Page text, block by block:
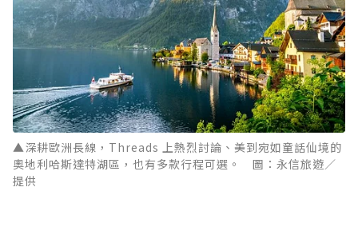
▲深耕歐洲長線，Threads 上熱烈討論、美到宛如童話仙境的
奧地利哈斯達特湖區，也有多款行程可選。 圖：永信旅遊／
提供